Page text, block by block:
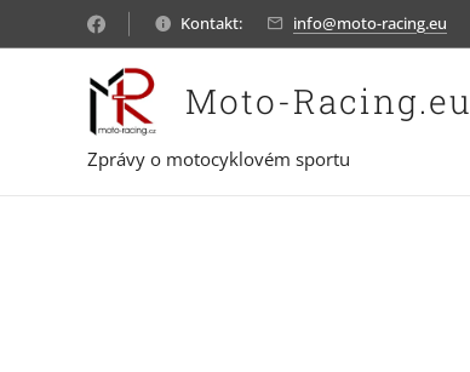
Kontakt: info@moto-racing.eu
Moto-Racing.eu
Zprávy o motocyklovém sportu